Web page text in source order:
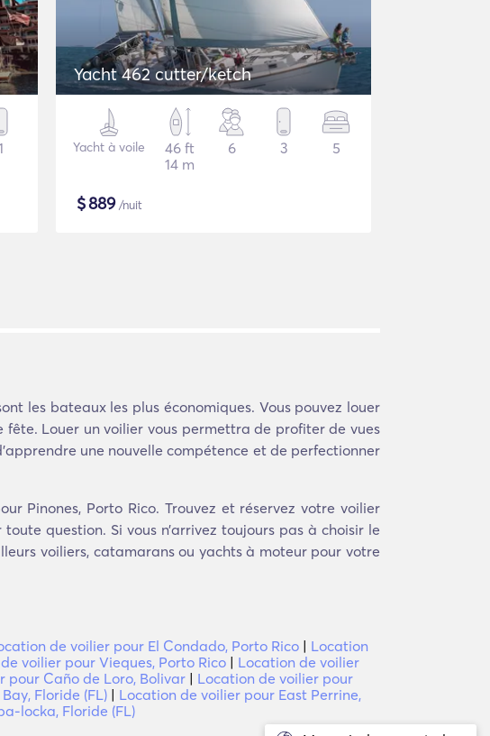
Yacht 462 cutter/ketch
Yacht à voile
46 ft
14 m
6 3 5
$889/nuit
les bateaux les plus économiques. Vous pouvez louer
fête. Louer un voilier vous permettra de profiter de vues
une nouvelle compétence et de perfectionner
Pinones, Porto Rico. Trouvez et réservez votre voilier
question. Si vous n’arrivez toujours pas à choisir le
voiliers, catamarans ou yachts à moteur pour votre
de voilier pour El Condado, Porto Rico | Location
voilier pour Vieques, Porto Rico | Location de voilier
pour Caño de Loro, Bolivar | Location de voilier pour
Floride (FL) | Location de voilier pour East Perrine,
locka, Floride (FL)